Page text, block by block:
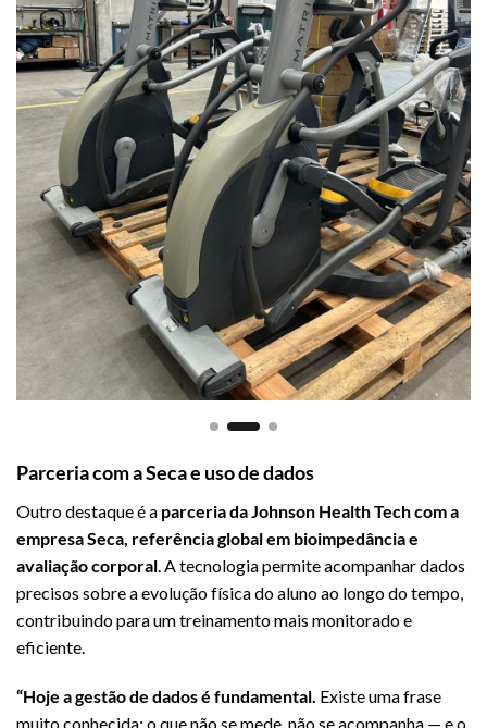
Parceria com a Seca e uso de dados
Outro destaque é a parceria da Johnson Health Tech com a
empresa Seca, referência global em bioimpedância e
avaliação corporal . A tecnologia permite acompanhar dados
precisos sobre a evolução física do aluno ao longo do tempo,
contribuindo para um treinamento mais monitorado e
eficiente.
“Hoje a gestão de dados é fundamental. Existe uma frase
muito conhecida: o que não se mede, não se acompanha — e o